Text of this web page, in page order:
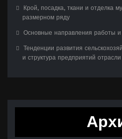
Крой, посадка, ткани и отделка
размерном ряду
Основные направления работы и
Тенденции развития
и структура предприятий отрасли